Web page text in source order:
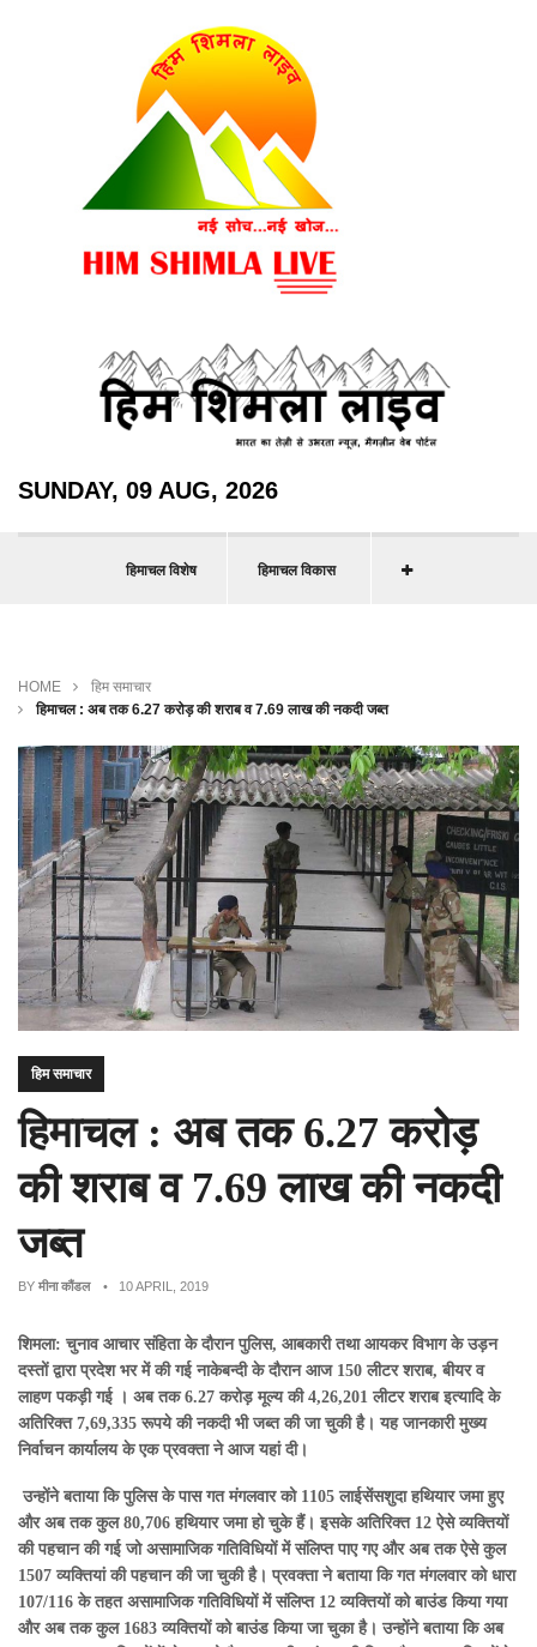
SUNDAY, 09 AUG, 2026
हिमाचल विशेष हिमाचल विकास
HOME
हिम समाचार
हिमाचल : अब तक 6.27 करोड़ की शराब व 7.69 लाख की नकदी जब्त
हिम समाचार
हिमाचल : अब तक 6.27 करोड़
की शराब व 7.69 लाख की नकदी
जब्त
BY मीना कौंडल • 10 APRIL, 2019
शिमला: चुनाव आचार संहिता के दौरान पुलिस, आबकारी तथा आयकर विभाग के उड़न
दस्तों द्वारा प्रदेश भर में की गई नाकेबन्दी के दौरान आज 150 लीटर शराब, बीयर व
लाहण पकड़ी गई । अब तक 6.27 करोड़ मूल्य की 4,26,201 लीटर शराब इत्यादि के
अतिरिक्त 7,69,335 रूपये की नकदी भी जब्त की जा चुकी है। यह जानकारी मुख्य
निर्वाचन कार्यालय के एक प्रवक्ता ने आज यहां दी।
उन्होंने बताया कि पुलिस के पास गत मंगलवार को 1105 लाईसेंसशुदा हथियार जमा हुए
और अब तक कुल 80,706 हथियार जमा हो चुके हैं। इसके अतिरिक्त 12 ऐसे व्यक्तियों
की पहचान की गई जो असामाजिक गतिविधियों में संलिप्त पाए गए और अब तक ऐसे कुल
1507 व्यक्तियां की पहचान की जा चुकी है। प्रवक्ता ने बताया कि गत मंगलवार को धारा
107/116 के तहत असामाजिक गतिविधियों में संलिप्त 12 व्यक्तियों को बाउंड किया गया
और अब तक कुल 1683 व्यक्तियों को बाउंड किया जा चुका है। उन्होंने बताया कि अब